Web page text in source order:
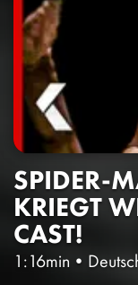
SPIDER-
KRIEGT
CAST!
1:16min •